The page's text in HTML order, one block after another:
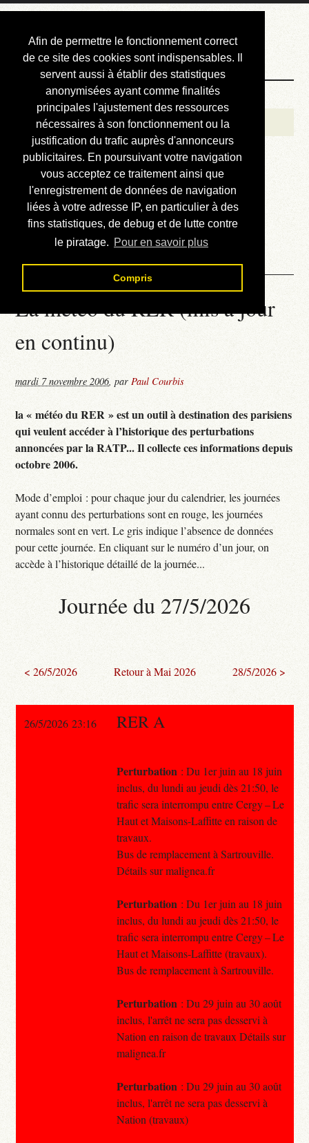
Afin de permettre le fonctionnement correct
de ce site des cookies sont indispensables. Il
servent aussi à établir des statistiques
anonymisées ayant comme finalités
principales l'ajustement des ressources
nécessaires à son fonctionnement ou la
justification du trafic auprès d'annonceurs
publicitaires. En poursuivant votre navigation
vous acceptez ce traitement ainsi que
l'enregistrement de données de navigation
liées à votre adresse IP, en particulier à des
fins statistiques, de debug et de lutte contre
le piratage. Pour en savoir plus
Compris
Courbis, « LE »
Blog Officiel
Bienvenue
Réalisations
Divers (et d’été)
Annonces
Liens externes
Téléchargement
Contact
La météo du RER (mis à jour
en continu)
mardi 7 novembre 2006,parPaul Courbis
la « météo du RER » est un outil à destination des parisiens
qui veulent accéder à l’historique des perturbations
annoncées par la RATP... Il collecte ces informations depuis
octobre 2006.
Mode d’emploi : pour chaque jour du calendrier, les journées
ayant connu des perturbations sont en rouge, les journées
normales sont en vert. Le gris indique l’absence de données
pour cette journée. En cliquant sur le numéro d’un jour, on
accède à l’historique détaillé de la journée...
Journée du 27/5/2026
< 26/5/2026 Retour à Mai 2026 28/5/2026 >
26/5/2026 23:16 RER A
Perturbation : Du 1er juin au 18 juin
inclus, du lundi au jeudi dès 21:50, le
trafic sera interrompu entre Cergy – Le
Haut et Maisons-Laffitte en raison de
travaux.
Bus de remplacement à Sartrouville.
Détails sur malignea.fr
Perturbation : Du 1er juin au 18 juin
inclus, du lundi au jeudi dès 21:50, le
trafic sera interrompu entre Cergy – Le
Haut et Maisons-Laffitte (travaux).
Bus de remplacement à Sartrouville.
Perturbation : Du 29 juin au 30 août
inclus, l'arrêt ne sera pas desservi à
Nation en raison de travaux Détails sur
malignea.fr
Perturbation : Du 29 juin au 30 août
inclus, l'arrêt ne sera pas desservi à
Nation (travaux)